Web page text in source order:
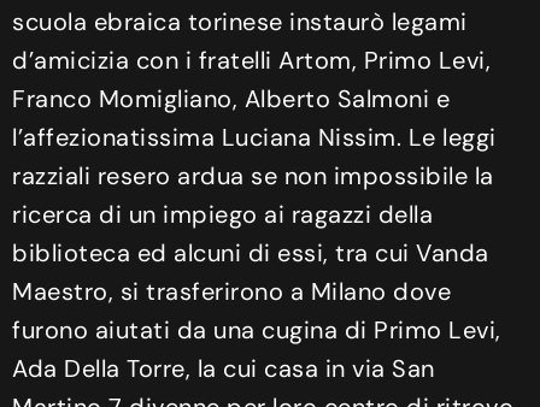
scuola ebraica torinese instaurò legami
d’amicizia con i fratelli Artom, Primo Levi,
Franco Momigliano, Alberto Salmoni e
l’affezionatissima Luciana Nissim. Le leggi
razziali resero ardua se non impossibile la
ricerca di un impiego ai ragazzi della
biblioteca ed alcuni di essi, tra cui Vanda
Maestro, si trasferirono a Milano dove
furono aiutati da una cugina di Primo Levi,
Ada Della Torre, la cui casa in via San